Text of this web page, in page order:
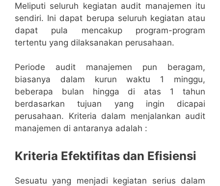
Meliputi seluruh kegiatan audit manajemen itu
sendiri. Ini dapat berupa seluruh kegiatan atau
dapat pula mencakup program-program
tertentu yang dilaksanakan perusahaan.
Periode audit manajemen pun beragam,
biasanya dalam kurun waktu 1 minggu,
beberapa bulan hingga di atas 1 tahun
berdasarkan tujuan yang ingin dicapai
perusahaan. Kriteria dalam menjalankan audit
manajemen di antaranya adalah :
Kriteria Efektifitas dan Efisiensi
Sesuatu yang menjadi kegiatan serius dalam